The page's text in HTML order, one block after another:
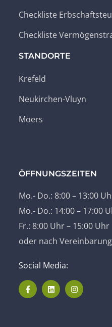
Checkliste
Checkliste
STANDORTE
Krefeld
Neukirchen-Vluyn
Moers
ÖFFNUNGSZEITEN
Mo.- Do.: 8:00 – 13:00
Mo.- Do.: 14:00 – 17:00
Fr.: 8:00 Uhr – 15:00 Uhr
oder nach
Social Media: